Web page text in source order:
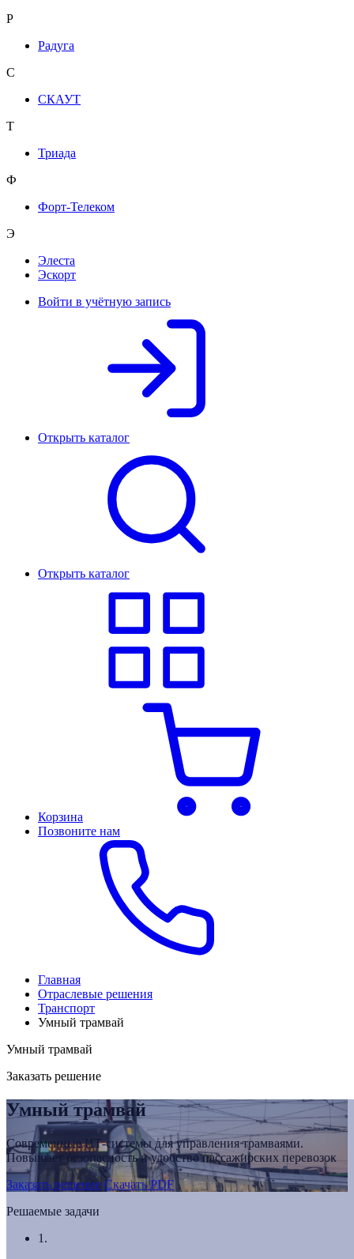
Р
Радуга
С
СКАУТ
Т
Триада
Ф
Форт-Телеком
Э
Элеста
Эскорт
Войти в учётную запись
Открыть каталог
Открыть каталог
Корзина
Позвоните нам
Главная
Отраслевые решения
Транспорт
Умный трамвай
Умный трамвай
Заказать решение
Умный трамвай
Современные ИТ-системы для управления трамваями.
Повышает безопасность и удобство пассажирских перевозок
Заказать решение Скачать PDF
Решаемые задачи
1.